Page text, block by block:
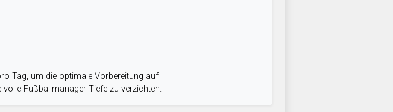
Tag, um die optimale Vorbereitung auf
Fußballmanager-Tiefe zu verzichten.